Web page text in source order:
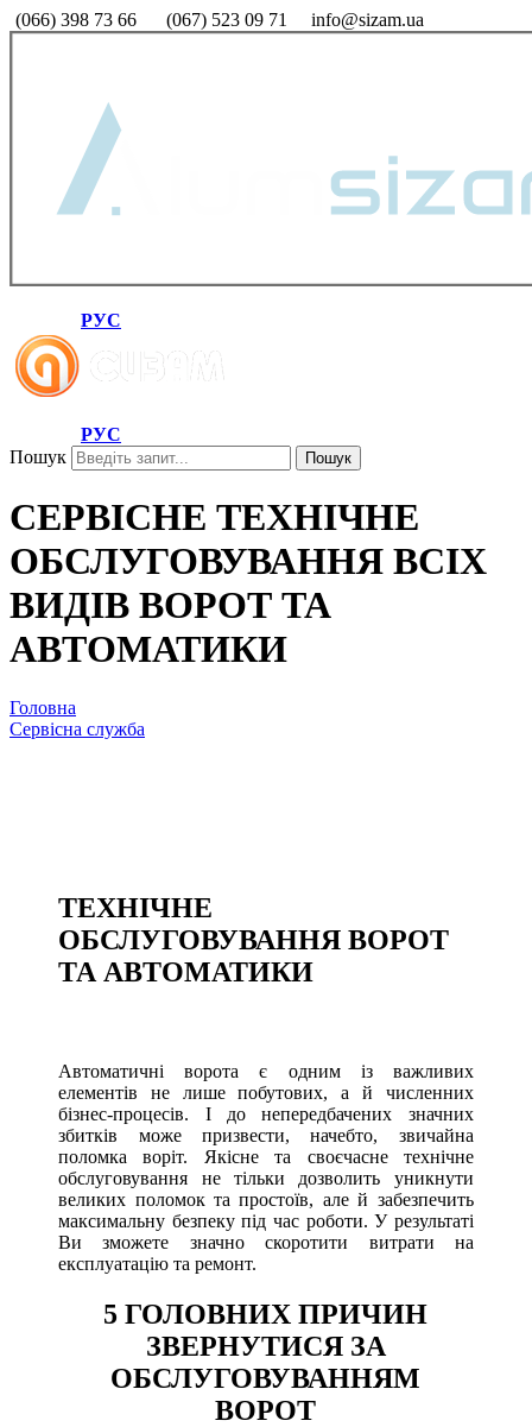
(066) 398 73 66 (067) 523 09 71 info@sizam.ua
РУС
РУС
Пошук
Пошук
СЕРВІСНЕ ТЕХНІЧНЕ
ОБСЛУГОВУВАННЯ ВСІХ
ВИДІВ ВОРОТ ТА
АВТОМАТИКИ
Головна
Сервісна служба
ТЕХНІЧНЕ
ОБСЛУГОВУВАННЯ ВОРОТ
ТА АВТОМАТИКИ
Автоматичні ворота є одним із важливих
елементів не лише побутових, а й численних
бізнес-процесів. І до непередбачених значних
збитків може призвести, начебто, звичайна
поломка воріт. Якісне та своєчасне технічне
обслуговування не тільки дозволить уникнути
великих поломок та простоїв, але й забезпечить
максимальну безпеку під час роботи. У результаті
Ви зможете значно скоротити витрати на
експлуатацію та ремонт.
5 ГОЛОВНИХ ПРИЧИН
ЗВЕРНУТИСЯ ЗА
ОБСЛУГОВУВАННЯМ
ВОРОТ